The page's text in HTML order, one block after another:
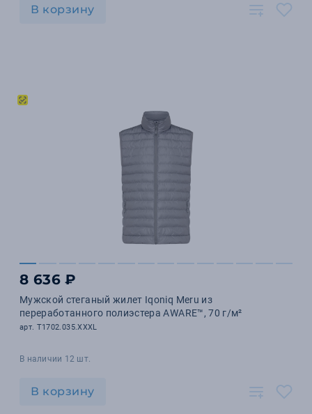
В корзину
8 636 ₽
Мужской стеганый жилет Iqoniq Meru из
переработанного полиэстера AWARE™, 70 г/м²
арт. T1702.035.XXXL
В наличии 12 шт.
В корзину